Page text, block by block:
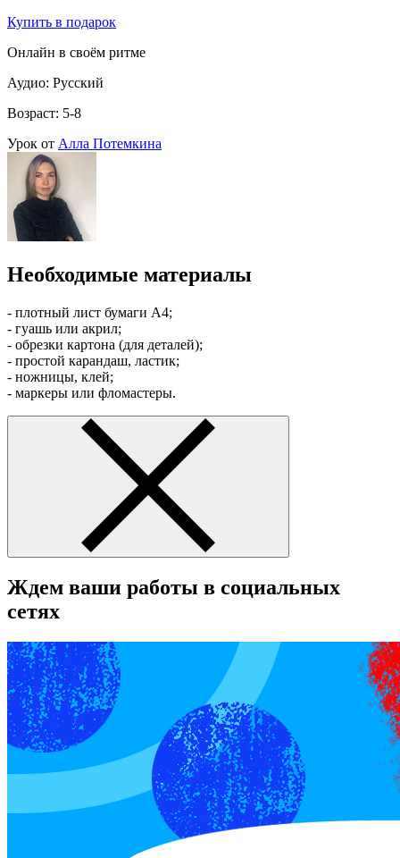
Купить в подарок
Онлайн в своём ритме
Аудио: Русский
Возраст: 5-8
Урок от Алла Потемкина
Необходимые материалы
- плотный лист бумаги А4;
- гуашь или акрил;
- обрезки картона (для деталей);
- простой карандаш, ластик;
- ножницы, клей;
- маркеры или фломастеры.
Ждем ваши работы в социальных
сетях